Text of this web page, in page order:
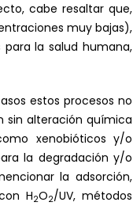
cabe resaltar que,
muy bajas),
la salud humana,
estos procesos no
sin alteración química
xenobióticos y/o
la degradación y/o
la adsorción,
H2O2/UV, métodos